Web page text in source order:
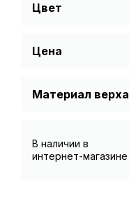
Аутлет
Цвет
Черный
Цена
Материал верха
Полиамид 15%
Полиамид 6%
В наличии в
интернет-магазине